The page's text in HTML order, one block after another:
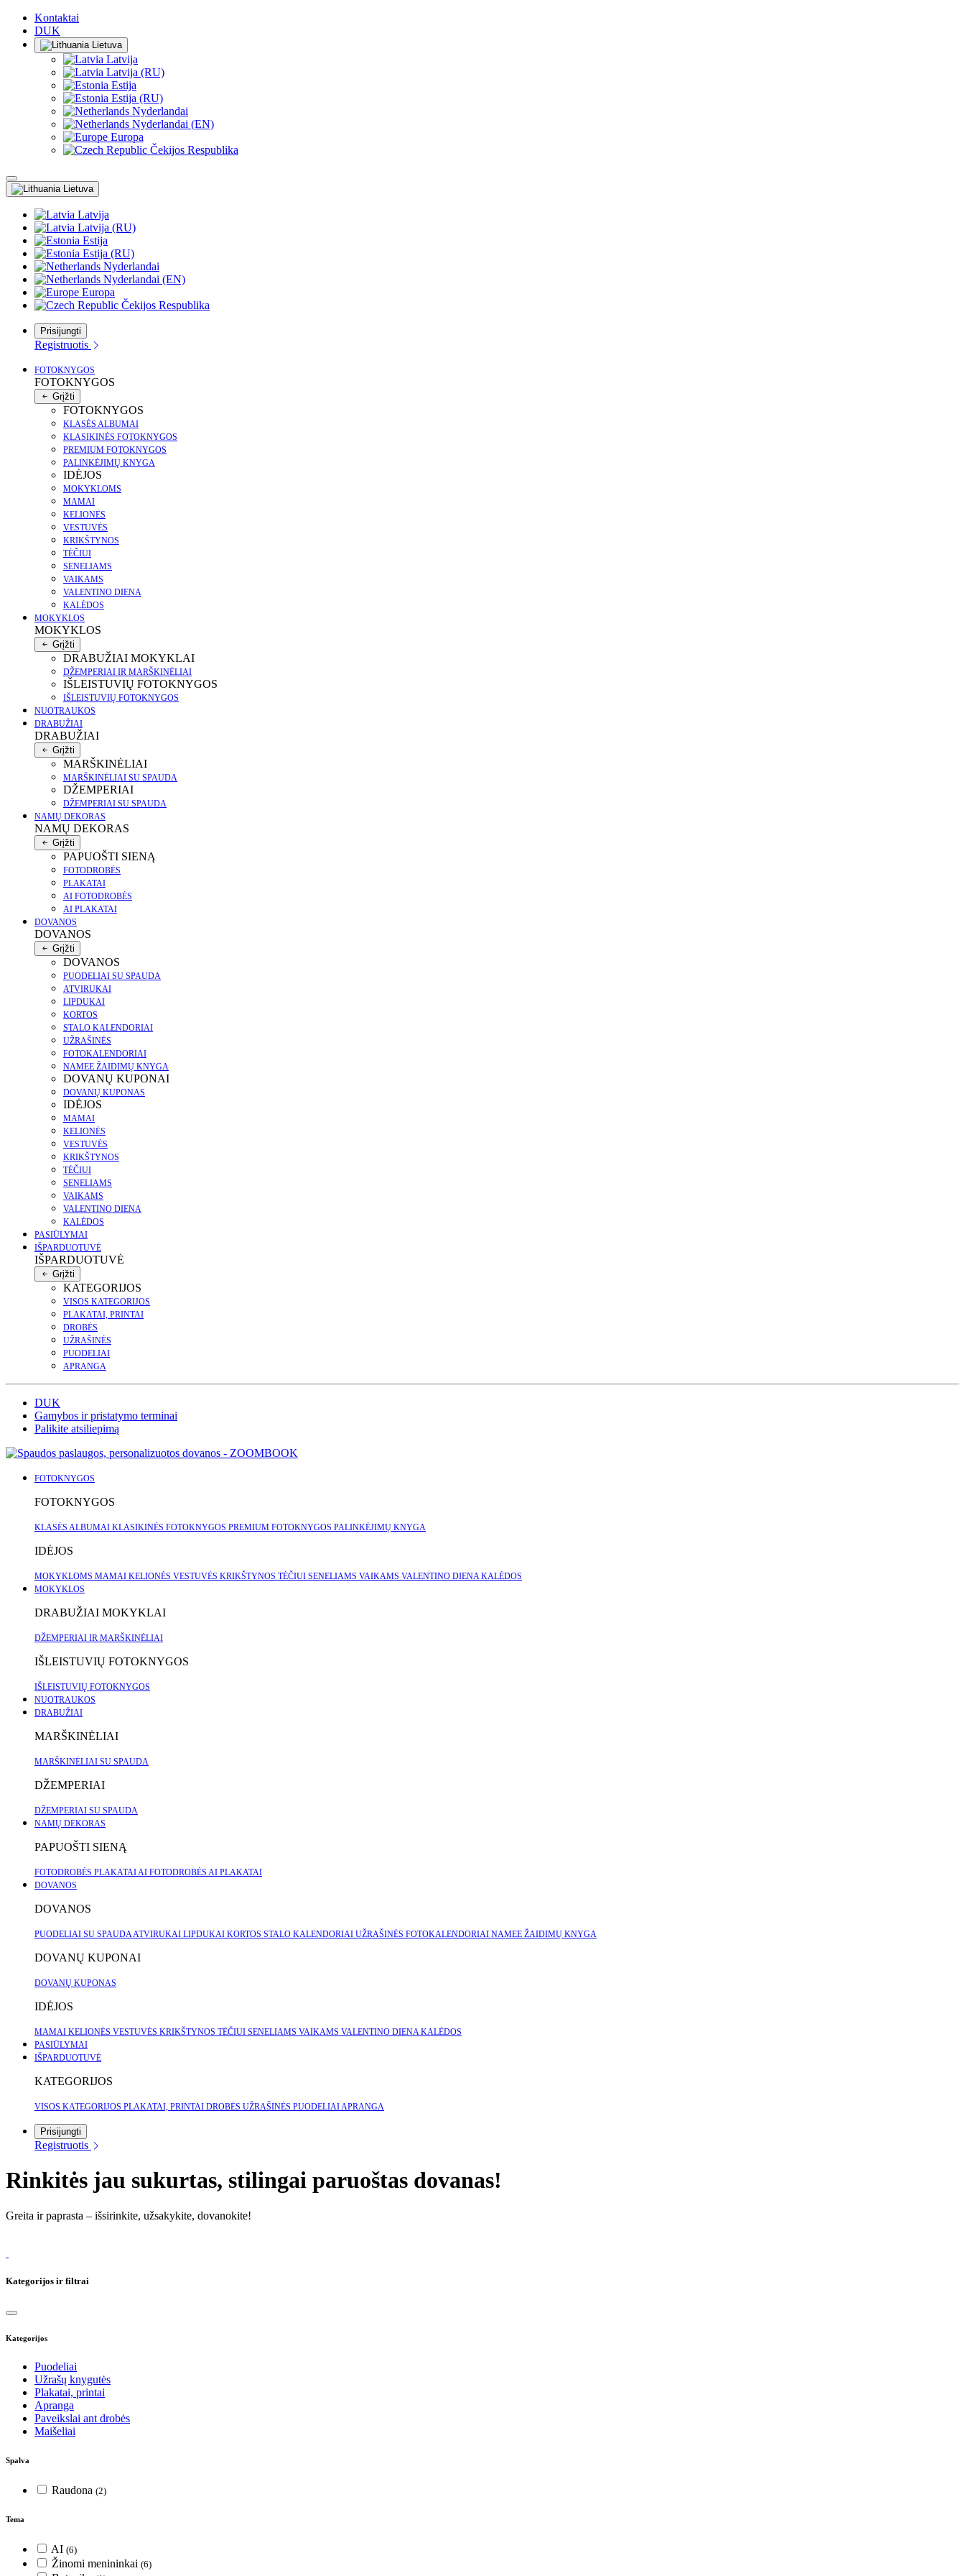
Kontaktai
DUK
Lietuva
Latvija
Latvija (RU)
Estija
Estija (RU)
Nyderlandai
Nyderlandai (EN)
Europa
Čekijos Respublika
Lietuva
Latvija
Latvija (RU)
Estija
Estija (RU)
Nyderlandai
Nyderlandai (EN)
Europa
Čekijos Respublika
Prisijungti
Registruotis
FOTOKNYGOS
FOTOKNYGOS
Grįžti
FOTOKNYGOS
KLASĖS ALBUMAI
KLASIKINĖS FOTOKNYGOS
PREMIUM FOTOKNYGOS
PALINKĖJIMŲ KNYGA
IDĖJOS
MOKYKLOMS
MAMAI
KELIONĖS
VESTUVĖS
KRIKŠTYNOS
TĖČIUI
SENELIAMS
VAIKAMS
VALENTINO DIENA
KALĖDOS
MOKYKLOS
MOKYKLOS
Grįžti
DRABUŽIAI MOKYKLAI
DŽEMPERIAI IR MARŠKINĖLIAI
IŠLEISTUVIŲ FOTOKNYGOS
IŠLEISTUVIŲ FOTOKNYGOS
NUOTRAUKOS
DRABUŽIAI
DRABUŽIAI
Grįžti
MARŠKINĖLIAI
MARŠKINĖLIAI SU SPAUDA
DŽEMPERIAI
DŽEMPERIAI SU SPAUDA
NAMŲ DEKORAS
NAMŲ DEKORAS
Grįžti
PAPUOŠTI SIENĄ
FOTODROBĖS
PLAKATAI
AI FOTODROBĖS
AI PLAKATAI
DOVANOS
DOVANOS
Grįžti
DOVANOS
PUODELIAI SU SPAUDA
ATVIRUKAI
LIPDUKAI
KORTOS
STALO KALENDORIAI
UŽRAŠINĖS
FOTOKALENDORIAI
NAMEE ŽAIDIMŲ KNYGA
DOVANŲ KUPONAI
DOVANŲ KUPONAS
IDĖJOS
MAMAI
KELIONĖS
VESTUVĖS
KRIKŠTYNOS
TĖČIUI
SENELIAMS
VAIKAMS
VALENTINO DIENA
KALĖDOS
PASIŪLYMAI
IŠPARDUOTUVĖ
IŠPARDUOTUVĖ
Grįžti
KATEGORIJOS
VISOS KATEGORIJOS
PLAKATAI, PRINTAI
DROBĖS
UŽRAŠINĖS
PUODELIAI
APRANGA
DUK
Gamybos ir pristatymo terminai
Palikite atsiliepimą
FOTOKNYGOS
FOTOKNYGOS
KLASĖS ALBUMAI KLASIKINĖS FOTOKNYGOS PREMIUM FOTOKNYGOS PALINKĖJIMŲ KNYGA
IDĖJOS
MOKYKLOMS MAMAI KELIONĖS VESTUVĖS KRIKŠTYNOS TĖČIUI SENELIAMS VAIKAMS VALENTINO DIENAKALĖDOS
MOKYKLOS
DRABUŽIAI MOKYKLAI
DŽEMPERIAI IR MARŠKINĖLIAI
IŠLEISTUVIŲ FOTOKNYGOS
IŠLEISTUVIŲ FOTOKNYGOS
NUOTRAUKOS
DRABUŽIAI
MARŠKINĖLIAI
MARŠKINĖLIAI SU SPAUDA
DŽEMPERIAI
DŽEMPERIAI SU SPAUDA
NAMŲ DEKORAS
PAPUOŠTI SIENĄ
FOTODROBĖS PLAKATAIAI FOTODROBĖS AI PLAKATAI
DOVANOS
DOVANOS
PUODELIAI SU SPAUDAATVIRUKAI LIPDUKAI KORTOS STALO KALENDORIAI UŽRAŠINĖS FOTOKALENDORIAI NAMEE ŽAIDIMŲ KNYGA
DOVANŲ KUPONAI
DOVANŲ KUPONAS
IDĖJOS
MAMAI KELIONĖS VESTUVĖS KRIKŠTYNOS TĖČIUI SENELIAMS VAIKAMS VALENTINO DIENAKALĖDOS
PASIŪLYMAI
IŠPARDUOTUVĖ
KATEGORIJOS
VISOS KATEGORIJOS PLAKATAI, PRINTAI DROBĖS UŽRAŠINĖS PUODELIAIAPRANGA
Prisijungti
Registruotis
Rinkitės jau sukurtas, stilingai paruoštas dovanas!
Greita ir paprasta – išsirinkite, užsakykite, dovanokite!
Kategorijos ir filtrai
Kategorijos
Puodeliai
Užrašų knygutės
Plakatai, printai
Apranga
Paveikslai ant drobės
Maišeliai
Spalva
Raudona (2)
Tema
AI (6)
Žinomi menininkai (6)